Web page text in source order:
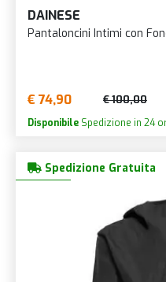
DAINESE
Pantaloncini Intimi con
€ 74,90 € 100,00
Disponibile Spedizione in 24
Spedizione Gratuita